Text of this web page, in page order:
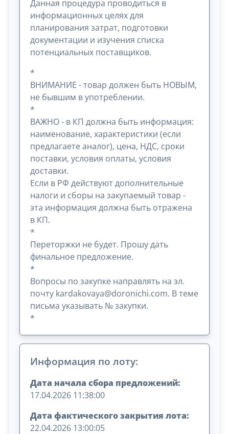
Данная процедура проводиться в
информационных целях для
планирования затрат, подготовки
документации и изучения списка
потенциальных поставщиков.
*
ВНИМАНИЕ - товар должен быть НОВЫМ,
не бывшим в употреблении.
*
ВАЖНО - в КП должна быть информация:
наименование, характеристики (если
предлагаете аналог), цена, НДС, сроки
поставки, условия оплаты, условия
доставки.
Если в РФ действуют дополнительные
налоги и сборы на закупаемый товар -
эта информация должна быть отражена
в КП.
*
Переторжки не будет. Прошу дать
финальное предложение.
*
Вопросы по закупке направлять на эл.
почту kardakovaya@doronichi.com. В теме
письма указывать № закупки.
*
Информация по лоту:
Дата начала сбора предложений:
17.04.2026 11:38:00
Дата фактического закрытия лота:
22.04.2026 13:00:05